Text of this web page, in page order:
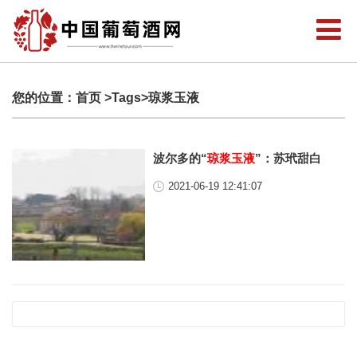
您的位置： 首页 >Tags>琼浆玉液
波尔多的“琼浆玉液”：苏玳甜白
2021-06-19 12:41:07